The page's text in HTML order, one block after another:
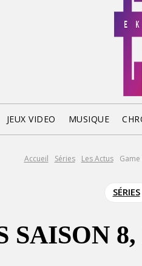
JEUX VIDEO MUSIQUE
Accueil Séries Les Actus
SÉRIES
SAISON